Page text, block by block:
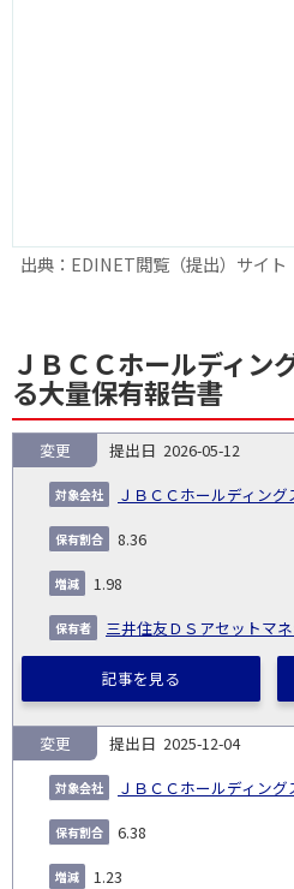
出典：EDINET閲覧（提出）サイト
ＪＢＣＣホールディン
る大量保有報告書
NO.
告
義
務
発
生
日
提
日
証券
対
2026-05-12
ＪＢＣＣホールディン
変更
8.36
1.98
三井住友ＤＳアセットマ
記事を見る
2025-12-04
ＪＢＣＣホールディン
変更
6.38
1.23